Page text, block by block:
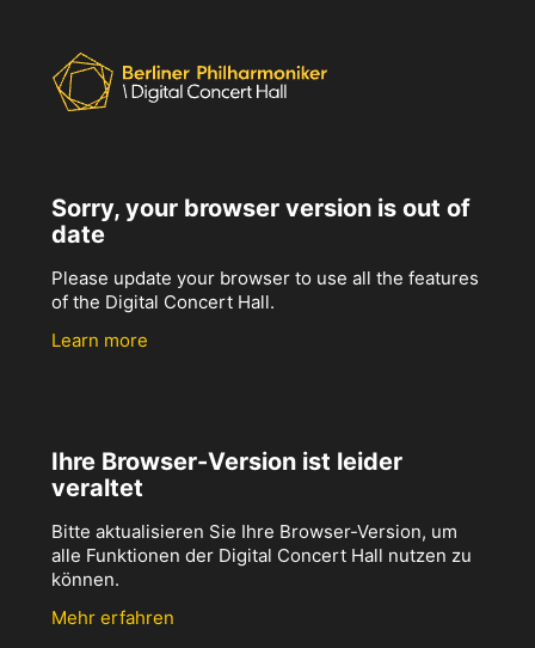
Sorry, your browser version is out of
date
Please update your browser to use all the features
of the Digital Concert Hall.
Learn more
Ihre Browser-Version ist leider
veraltet
Bitte aktualisieren Sie Ihre Browser-Version, um
alle Funktionen der Digital Concert Hall nutzen zu
können.
Mehr erfahren